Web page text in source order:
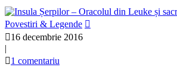
Povestiri & Legende
16 decembrie 2016
|
1 comentariu